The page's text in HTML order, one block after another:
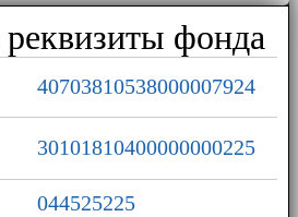
реквизиты фонда
40703810538000007924
30101810400000000225
044525225